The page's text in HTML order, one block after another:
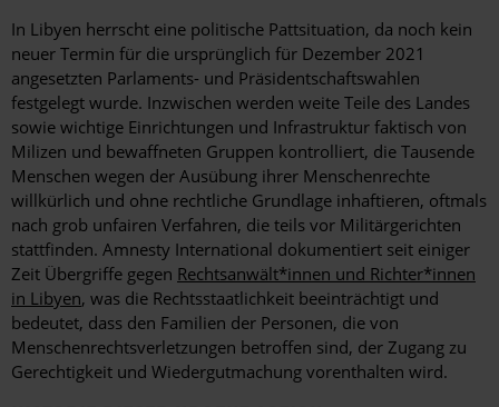
In Libyen herrscht eine politische Pattsituation, da noch kein
neuer Termin für die ursprünglich für Dezember 2021
angesetzten Parlaments- und Präsidentschaftswahlen
festgelegt wurde. Inzwischen werden weite Teile des Landes
sowie wichtige Einrichtungen und Infrastruktur faktisch von
Milizen und bewaffneten Gruppen kontrolliert, die Tausende
Menschen wegen der Ausübung ihrer Menschenrechte
willkürlich und ohne rechtliche Grundlage inhaftieren, oftmals
nach grob unfairen Verfahren, die teils vor Militärgerichten
stattfinden. Amnesty International dokumentiert seit einiger
Zeit Übergriffe gegen Rechtsanwält*innen und Richter*innen
in Libyen, was die Rechtsstaatlichkeit beeinträchtigt und
bedeutet, dass den Familien der Personen, die von
Menschenrechtsverletzungen betroffen sind, der Zugang zu
Gerechtigkeit und Wiedergutmachung vorenthalten wird.